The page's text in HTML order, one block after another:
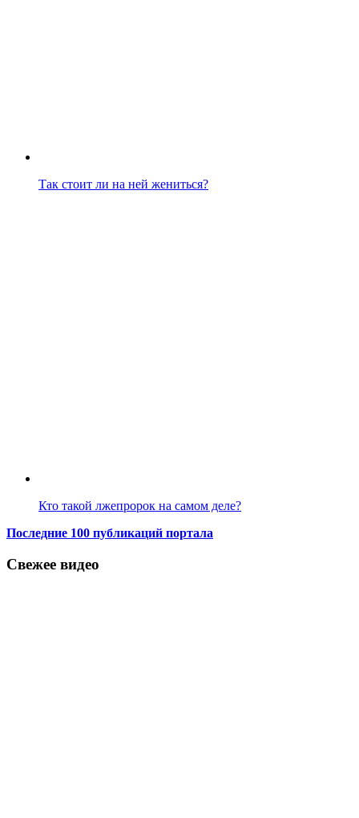
Так стоит ли на ней жениться?
Кто такой лжепророк на самом деле?
Последние 100 публикаций портала
Свежее видео